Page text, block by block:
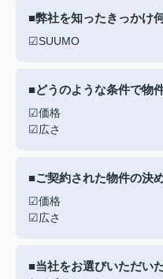
■弊社を知ったきっかけ
☑SUUMO
■どうのような条件で物
☑価格
☑広さ
■ご契約された物件の決
☑価格
☑広さ
■当社をお選びいただい